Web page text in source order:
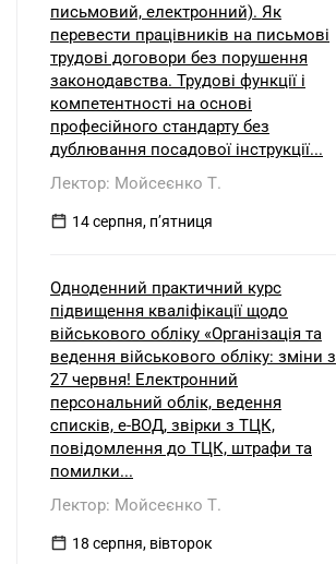
письмовий, електронний). Як
перевести працівників на письмові
трудові договори без порушення
законодавства. Трудові функції і
компетентності на основі
професійного стандарту без
дублювання посадової інструкції...
Лектор: Мойсеєнко Т.
14 серпня, пʼятниця
Одноденний практичний курс
підвищення кваліфікації щодо
військового обліку «Організація та
ведення військового обліку: зміни з
27 червня! Електронний
персональний облік, ведення
списків, е-ВОД, звірки з ТЦК,
повідомлення до ТЦК, штрафи та
помилки...
Лектор: Мойсеєнко Т.
18 серпня, вівторок